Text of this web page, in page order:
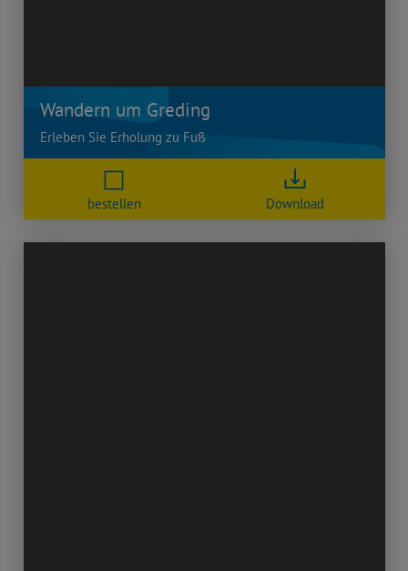
Wandern um Greding
Erleben Sie Erholung zu Fuß
bestellen Download